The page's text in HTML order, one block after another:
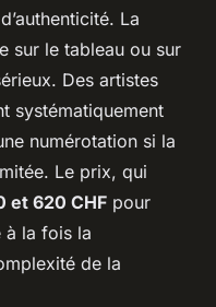
La
sur le tableau ou sur
Des artistes
systématiquement
numérotation si la
Le prix, qui
et 620 CHF pour
à la fois la
de la